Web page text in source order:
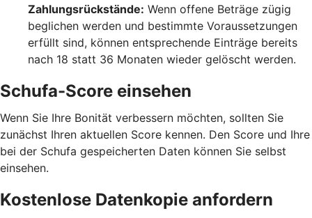
Zahlungsrückstände: Wenn offene Beträge zügig
beglichen werden und bestimmte Voraussetzungen
erfüllt sind, können entsprechende Einträge bereits
nach 18 statt 36 Monaten wieder gelöscht werden.
Schufa-Score einsehen
Wenn Sie Ihre Bonität verbessern möchten, sollten Sie
zunächst Ihren aktuellen Score kennen. Den Score und Ihre
bei der Schufa gespeicherten Daten können Sie selbst
einsehen.
Kostenlose Datenkopie anfordern